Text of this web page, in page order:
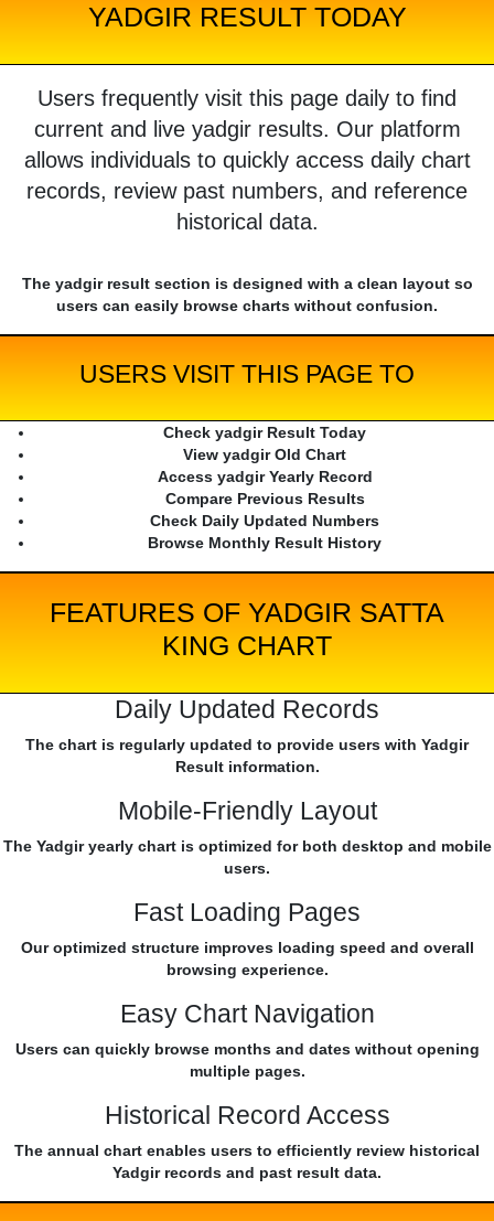
YADGIR RESULT TODAY
Users frequently visit this page daily to find
current and live yadgir results. Our platform
allows individuals to quickly access daily chart
records, review past numbers, and reference
historical data.
The yadgir result section is designed with a clean layout so
users can easily browse charts without confusion.
USERS VISIT THIS PAGE TO
Check yadgir Result Today
View yadgir Old Chart
Access yadgir Yearly Record
Compare Previous Results
Check Daily Updated Numbers
Browse Monthly Result History
FEATURES OF YADGIR SATTA
KING CHART
Daily Updated Records
The chart is regularly updated to provide users with Yadgir
Result information.
Mobile-Friendly Layout
The Yadgir yearly chart is optimized for both desktop and mobile
users.
Fast Loading Pages
Our optimized structure improves loading speed and overall
browsing experience.
Easy Chart Navigation
Users can quickly browse months and dates without opening
multiple pages.
Historical Record Access
The annual chart enables users to efficiently review historical
Yadgir records and past result data.